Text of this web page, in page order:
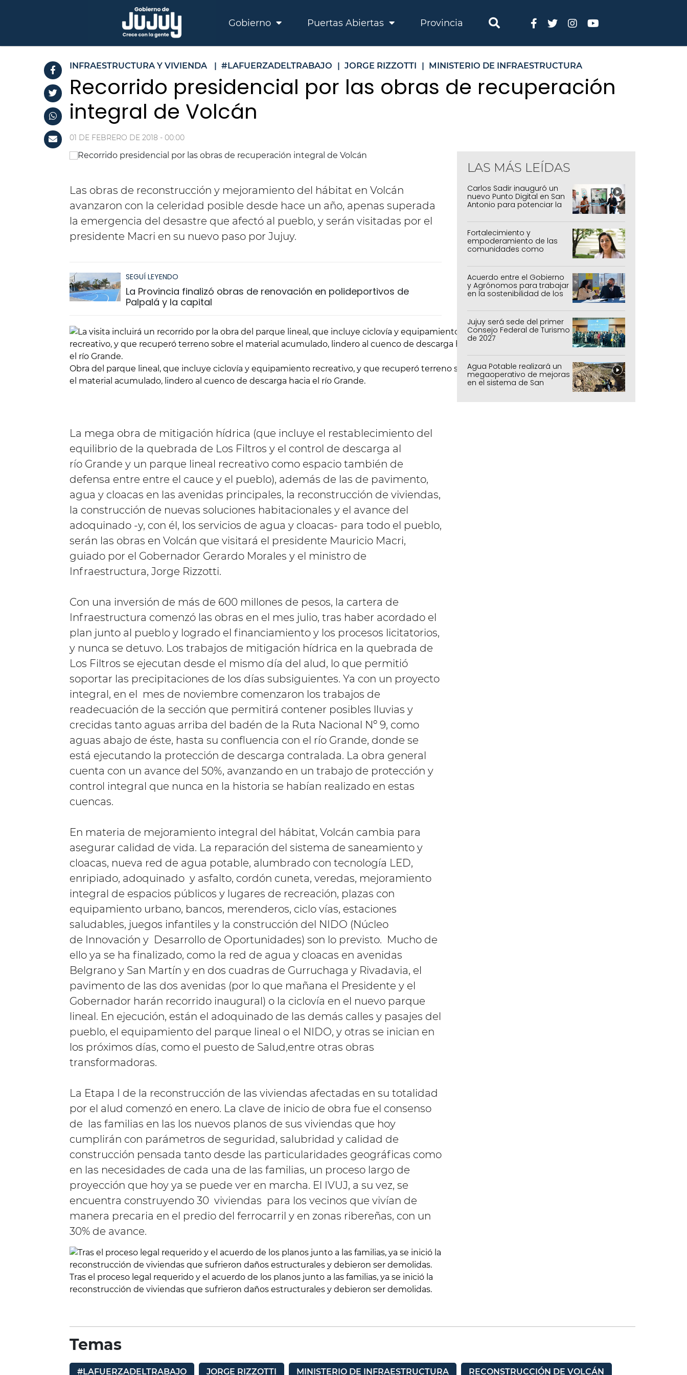
Gobierno Puertas Abiertas Provincia
INFRAESTRUCTURA Y VIVIENDA | #LAFUERZADELTRABAJO | JORGE RIZZOTTI | MINISTERIO DE INFRAESTRUCTURA
Recorrido presidencial por las obras de recuperación
integral de Volcán
01 DE FEBRERO DE 2018 - 00:00
Las obras de reconstrucción y mejoramiento del hábitat en Volcán
avanzaron con la celeridad posible desde hace un año, apenas superada
la emergencia del desastre que afectó al pueblo, y serán visitadas por el
presidente Macri en su nuevo paso por Jujuy.
SEGUÍ LEYENDO
La Provincia finalizó obras de renovación en polideportivos de
Palpalá y la capital
Obra del parque lineal, que incluye ciclovía y equipamiento recreativo, y que recuperó terreno sobre
el material acumulado, lindero al cuenco de descarga hacia el río Grande.
La mega obra de mitigación hídrica (que incluye el restablecimiento del
equilibrio de la quebrada de Los Filtros y el control de descarga al
río Grande y un parque lineal recreativo como espacio también de
defensa entre entre el cauce y el pueblo), además de las de pavimento,
agua y cloacas en las avenidas principales, la reconstrucción de viviendas,
la construcción de nuevas soluciones habitacionales y el avance del
adoquinado -y, con él, los servicios de agua y cloacas- para todo el pueblo,
serán las obras en Volcán que visitará el presidente Mauricio Macri,
guiado por el Gobernador Gerardo Morales y el ministro de
Infraestructura, Jorge Rizzotti.
Con una inversión de más de 600 millones de pesos, la cartera de
Infraestructura comenzó las obras en el mes julio, tras haber acordado el
plan junto al pueblo y logrado el financiamiento y los procesos licitatorios,
y nunca se detuvo. Los trabajos de mitigación hídrica en la quebrada de
Los Filtros se ejecutan desde el mismo día del alud, lo que permitió
soportar las precipitaciones de los días subsiguientes. Ya con un proyecto
integral, en el mes de noviembre comenzaron los trabajos de
readecuación de la sección que permitirá contener posibles lluvias y
crecidas tanto aguas arriba del badén de la Ruta Nacional Nº 9, como
aguas abajo de éste, hasta su confluencia con el río Grande, donde se
está ejecutando la protección de descarga contralada. La obra general
cuenta con un avance del 50%, avanzando en un trabajo de protección y
control integral que nunca en la historia se habían realizado en estas
cuencas.
En materia de mejoramiento integral del hábitat, Volcán cambia para
asegurar calidad de vida. La reparación del sistema de saneamiento y
cloacas, nueva red de agua potable, alumbrado con tecnología LED,
enripiado, adoquinado y asfalto, cordón cuneta, veredas, mejoramiento
integral de espacios públicos y lugares de recreación, plazas con
equipamiento urbano, bancos, merenderos, ciclo vías, estaciones
saludables, juegos infantiles y la construcción del NIDO (Núcleo
de Innovación y Desarrollo de Oportunidades) son lo previsto. Mucho de
ello ya se ha finalizado, como la red de agua y cloacas en avenidas
Belgrano y San Martín y en dos cuadras de Gurruchaga y Rivadavia, el
pavimento de las dos avenidas (por lo que mañana el Presidente y el
Gobernador harán recorrido inaugural) o la ciclovía en el nuevo parque
lineal. En ejecución, están el adoquinado de las demás calles y pasajes del
pueblo, el equipamiento del parque lineal o el NIDO, y otras se inician en
los próximos días, como el puesto de Salud,entre otras obras
transformadoras.
La Etapa I de la reconstrucción de las viviendas afectadas en su totalidad
por el alud comenzó en enero. La clave de inicio de obra fue el consenso
de las familias en las los nuevos planos de sus viviendas que hoy
cumplirán con parámetros de seguridad, salubridad y calidad de
construcción pensada tanto desde las particularidades geográficas como
en las necesidades de cada una de las familias, un proceso largo de
proyección que hoy ya se puede ver en marcha. El IVUJ, a su vez, se
encuentra construyendo 30 viviendas para los vecinos que vivían de
manera precaria en el predio del ferrocarril y en zonas ribereñas, con un
30% de avance.
Tras el proceso legal requerido y el acuerdo de los planos junto a las familias, ya se inició la
reconstrucción de viviendas que sufrieron daños estructurales y debieron ser demolidas.
LAS MÁS LEÍDAS
Carlos Sadir inauguró un
nuevo Punto Digital en San
Antonio para potenciar la
Fortalecimiento y
empoderamiento de las
comunidades como
Acuerdo entre el Gobierno
y Agrónomos para trabajar
en la sostenibilidad de los
agrícolas, pecuarios y
forestal
Jujuy será sede del primer
Consejo Federal de Turismo
de 2027
Agua Potable realizará un
megaoperativo de mejoras
en el sistema de San
Temas
#LAFUERZADELTRABAJO JORGE RIZZOTTI MINISTERIO DE INFRAESTRUCTURA RECONSTRUCCIÓN DE VOLCÁN